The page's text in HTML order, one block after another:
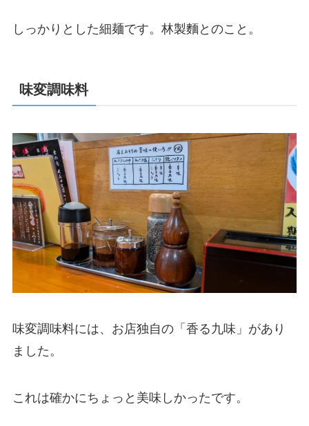
しっかりとした細麺です。林製麵とのこと。
味変調味料
味変調味料には、お店独自の「香る九味」があり
ました。
これは確かにちょっと美味しかったです。